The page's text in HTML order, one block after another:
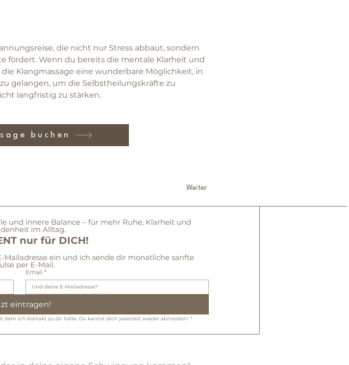
die nicht nur Stress abbaut, sondern
fördert. Wenn du bereits die mentale Klarheit und
Klangmassage eine wunderbare Möglichkeit, in
gelangen, um die Selbstheilungskräfte zu
langfristig zu stärken.
buchen
Weiter
und innere Balance – für mehr Ruhe, Klarheit und
im Alltag.
nur für DICH!
ein und ich sende dir monatliche sanfte
per E-Mail.
Email *
eintragen!
ich Kontakt zu dir halte. Du kannst dich jederzeit wieder abmelden! *